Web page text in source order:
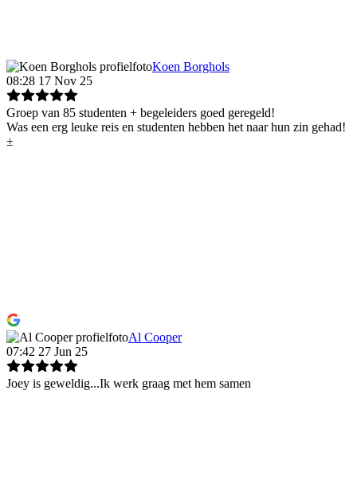
Koen Borghols
08:28 17 Nov 25
Groep van 85 studenten + begeleiders goed geregeld!
Was een erg leuke reis en studenten hebben het naar hun zin gehad!
±
Al Cooper
07:42 27 Jun 25
Joey is geweldig...Ik werk graag met hem samen